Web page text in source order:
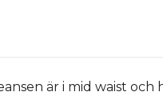
är i mid waist